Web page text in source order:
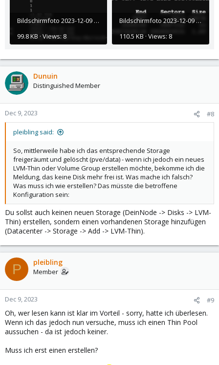
Bildschirmfoto 2023-12-09 um 19.46.02.png
99.8 KB · Views: 8
Bildschirmfoto 2023-12-09 um 19.44.42.png
110.5 KB · Views: 8
Dunuin
Distinguished Member
Dec 9, 2023 #8
pleibling said:
So, mittlerweile habe ich das entsprechende Storage
freigeräumt und gelöscht (pve/data) - wenn ich jedoch ein neues
LVM-Thin oder Volume Group erstellen möchte, bekomme ich die
Meldung, das keine Disk mehr frei ist. Was mache ich falsch?
Was muss ich wie erstellen? Das müsste die betroffene
Konfiguration sein:
Du sollst auch keinen neuen Storage (DeinNode -> Disks -> LVM-
Thin) erstellen, sondern einen vorhandenen Storage hinzufügen
(Datacenter -> Storage -> Add -> LVM-Thin).
P pleibling
Member
Dec 9, 2023 #9
Oh, wer lesen kann ist klar im Vorteil - sorry, hatte ich überlesen.
Wenn ich das jedoch nun versuche, muss ich einen Thin Pool
aussuchen - da ist jedoch keiner.
Muss ich erst einen erstellen?